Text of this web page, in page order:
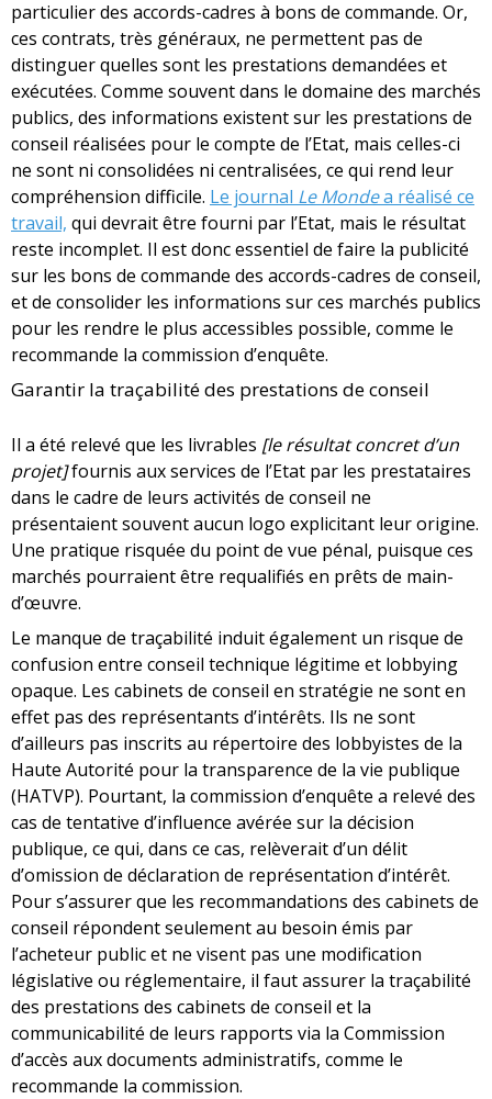
particulier des accords-cadres à bons de commande. Or,
ces contrats, très généraux, ne permettent pas de
distinguer quelles sont les prestations demandées et
exécutées. Comme souvent dans le domaine des marchés
publics, des informations existent sur les prestations de
conseil réalisées pour le compte de l’Etat, mais celles-ci
ne sont ni consolidées ni centralisées, ce qui rend leur
compréhension difficile. Le journal Le Mondea réalisé ce
travail, qui devrait être fourni par l’Etat, mais le résultat
reste incomplet. Il est donc essentiel de faire la publicité
sur les bons de commande des accords-cadres de conseil,
et de consolider les informations sur ces marchés publics
pour les rendre le plus accessibles possible, comme le
recommande la commission d’enquête.
Garantir la traçabilité des prestations de conseil
Il a été relevé que les livrables [le résultat concret d’un
projet]fournis aux services de l’Etat par les prestataires
dans le cadre de leurs activités de conseil ne
présentaient souvent aucun logo explicitant leur origine.
Une pratique risquée du point de vue pénal, puisque ces
marchés pourraient être requalifiés en prêts de main-
d’œuvre.
Le manque de traçabilité induit également un risque de
confusion entre conseil technique légitime et lobbying
opaque. Les cabinets de conseil en stratégie ne sont en
effet pas des représentants d’intérêts. Ils ne sont
d’ailleurs pas inscrits au répertoire des lobbyistes de la
Haute Autorité pour la transparence de la vie publique
(HATVP). Pourtant, la commission d’enquête a relevé des
cas de tentative d’influence avérée sur la décision
publique, ce qui, dans ce cas, relèverait d’un délit
d’omission de déclaration de représentation d’intérêt.
Pour s’assurer que les recommandations des cabinets de
conseil répondent seulement au besoin émis par
l’acheteur public et ne visent pas une modification
législative ou réglementaire, il faut assurer la traçabilité
des prestations des cabinets de conseil et la
communicabilité de leurs rapports via la Commission
d’accès aux documents administratifs, comme le
recommande la commission.